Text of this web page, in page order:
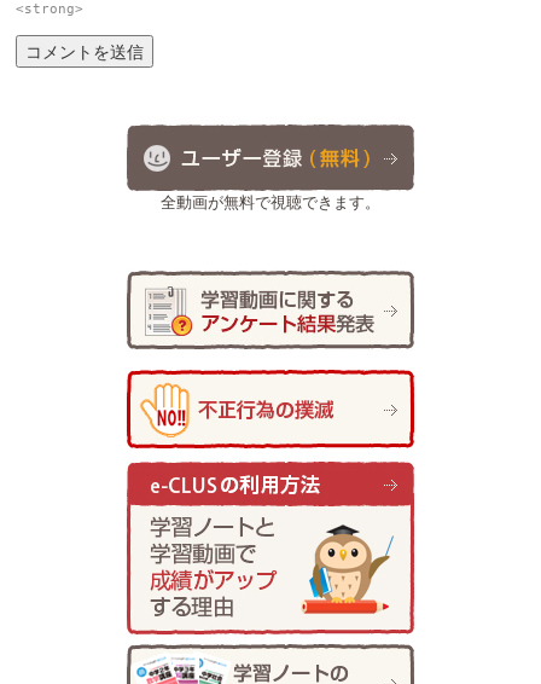
<strong>
全動画が無料で視聴できます。